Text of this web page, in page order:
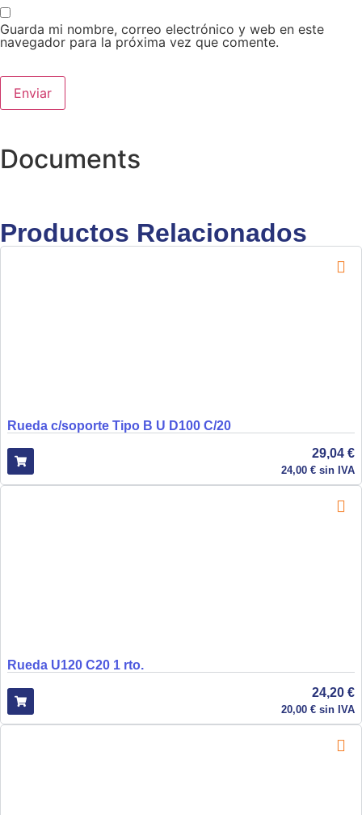
Guarda mi nombre, correo electrónico y web en este
navegador para la próxima vez que comente.
Documents
Productos Relacionados
Rueda c/soporte Tipo B U D100 C/20
29,04 €
24,00 € sin IVA
Rueda U120 C20 1 rto.
24,20 €
20,00 € sin IVA